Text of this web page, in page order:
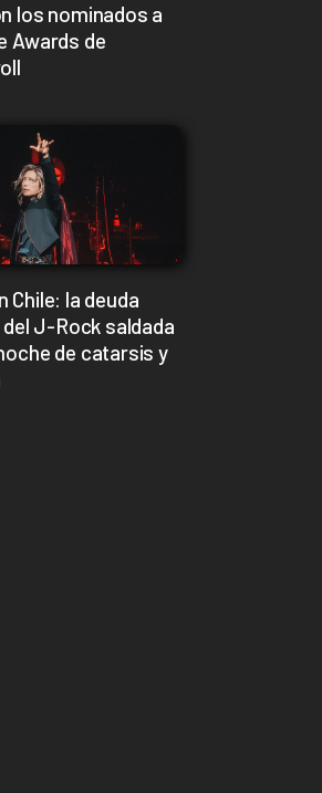
los nominados a
Awards de
Chile: la deuda
J-Rock saldada
de catarsis y